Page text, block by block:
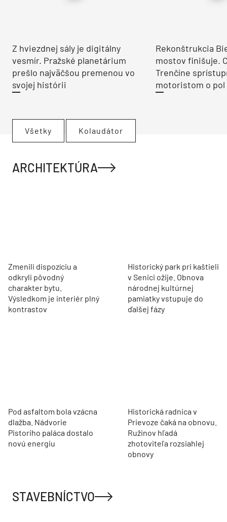
Z hviezdnej sály je digitálny
vesmír. Pražské planetárium
prešlo najväčšou premenou vo
svojej histórii
Rekonštrukcia
mostov finišuje.
Trenčíne
motoristom o pol
Všetky Kolaudátor
ARCHITEKTÚRA
Zmenili dispozíciu a
odkryli pôvodný
charakter bytu.
Výsledkom je interiér plný
kontrastov
Historický park pri kaštieli
v Senici ožije. Obnova
národnej kultúrnej
pamiatky vstupuje do
ďalšej fázy
Pod asfaltom bola vzácna
dlažba. Nádvorie
Pistoriho paláca dostalo
novú energiu
Historická radnica v
Prievoze čaká na obnovu.
Ružinov hľadá
zhotoviteľa rozsiahlej
obnovy
STAVEBNÍCTVO